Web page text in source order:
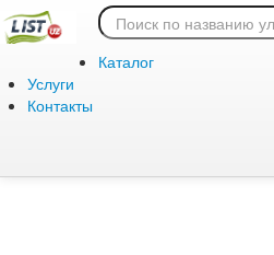
Каталог
Услуги
Контакты
Ошибка